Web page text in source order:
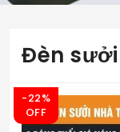
Đèn
-22%
OFF